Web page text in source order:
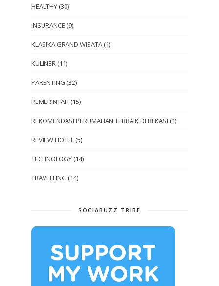
HEALTHY (30)
INSURANCE (9)
KLASIKA GRAND WISATA (1)
KULINER (11)
PARENTING (32)
PEMERINTAH (15)
REKOMENDASI PERUMAHAN TERBAIK DI BEKASI (1)
REVIEW HOTEL (5)
TECHNOLOGY (14)
TRAVELLING (14)
SOCIABUZZ TRIBE